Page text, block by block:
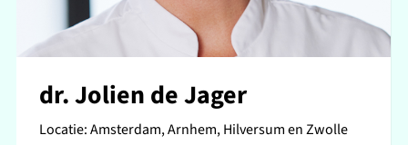
dr. Jolien de Jager
Locatie: Amsterdam, Arnhem, Hilversum en Zwolle